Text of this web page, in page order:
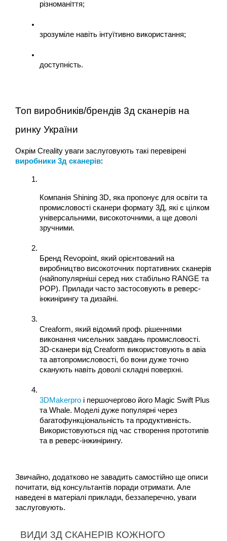
різноманіття;
зрозуміле навіть інтуїтивно використання;
доступність.
Топ виробників/брендів 3д сканерів на
ринку України
виробники 3д сканерів:
Компанія Shining 3D, яка пропонує для освіти та
промисловості сканери формату 3Д, які є цілком
універсальними, високоточними, а ще доволі
зручними.
Бренд Revopoint, який орієнтований на
виробництво високоточних портативних сканерів
(найпопулярніші серед них стабільно RANGE та
POP). Прилади часто застосовують в реверс-
інжинірингу та дизайні.
Creaform, який відомий проф. рішеннями
виконання чисельних завдань промисловості.
3D-сканери від Creaform використовують в авіа
та автопромисловості, бо вони дуже точно
сканують навіть доволі складні поверхні.
3DMakerpro і першочергово його Magic Swift Plus
та Whale. Моделі дуже популярні через
багатофункціональність та продуктивність.
Використовуються під час створення прототипів
та в реверс-інжинірингу.
Звичайно, додатково не завадить самостійно ще описи
почитати, від консультантів поради отримати. Але
наведені в матеріалі приклади, беззаперечно, уваги
заслуговують.
ВИДИ 3Д СКАНЕРІВ КОЖНОГО